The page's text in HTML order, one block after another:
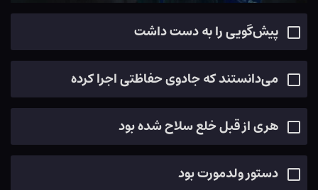
پیش‌گویی را به دست داشت
می‌دانستند که جادوی حفاظتی اجرا کرده
هری از قبل خلع سلاح شده بود
دستور ولدمورت بود